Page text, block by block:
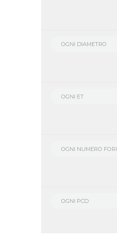
OGNI DIAMETRO
OGNI ET
OGNI NUMERO FORI
OGNI PCD